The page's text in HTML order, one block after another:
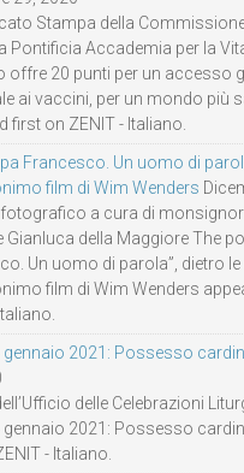
Stampa della
Pontificia Accademia per la
offre 20 punti per un accesso
ai vaccini, per un mondo più
first on ZENIT - Italiano.
Francesco. Un uomo di
film di Wim Wenders
a cura di
Gianluca della Maggiore The
Un uomo di parola”, dietro le
film di Wim Wenders
gennaio 2021: Possesso
delle Celebrazioni
gennaio 2021: Possesso
- Italiano.